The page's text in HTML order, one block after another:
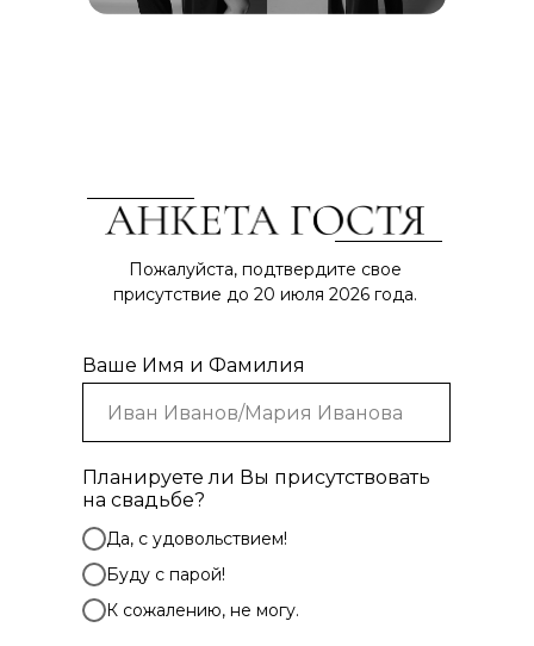
Пожалуйста, подтвердите свое
присутствие до 20 июля 2026 года.
Ваше Имя и Фамилия
Планируете ли Вы присутствовать
на свадьбе?
Да, с удовольствием!
Буду с парой!
К сожалению, не могу.